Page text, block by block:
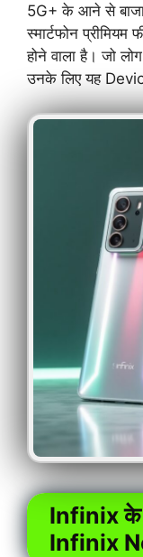
5G+ के आने से
स्मार्टफोन
होने वाला है। जो
उनके लिए यह
Infinix के
Infinix